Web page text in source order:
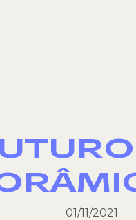
01/11/2021